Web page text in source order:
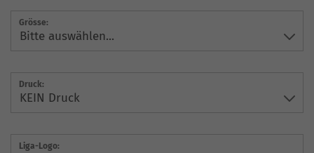
Grösse:
Druck:
Liga-Logo: